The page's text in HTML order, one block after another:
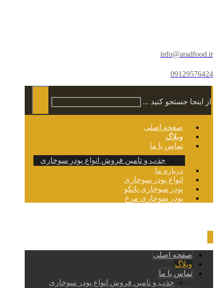
info@aradfood.ir
09129576424
از اینجا جستجو کنید ...
صفحه اصلی
وبلاگ
تماس با ما
جذب و تامین فروش انواع پودر سوخاری
درباره ما
انواع پودر سوخاری
پودر سوخاری پانکو
پودر سوخاری مرغ
صفحه اصلی
وبلاگ
تماس با ما
جذب و تامین فروش انواع پودر سوخاری